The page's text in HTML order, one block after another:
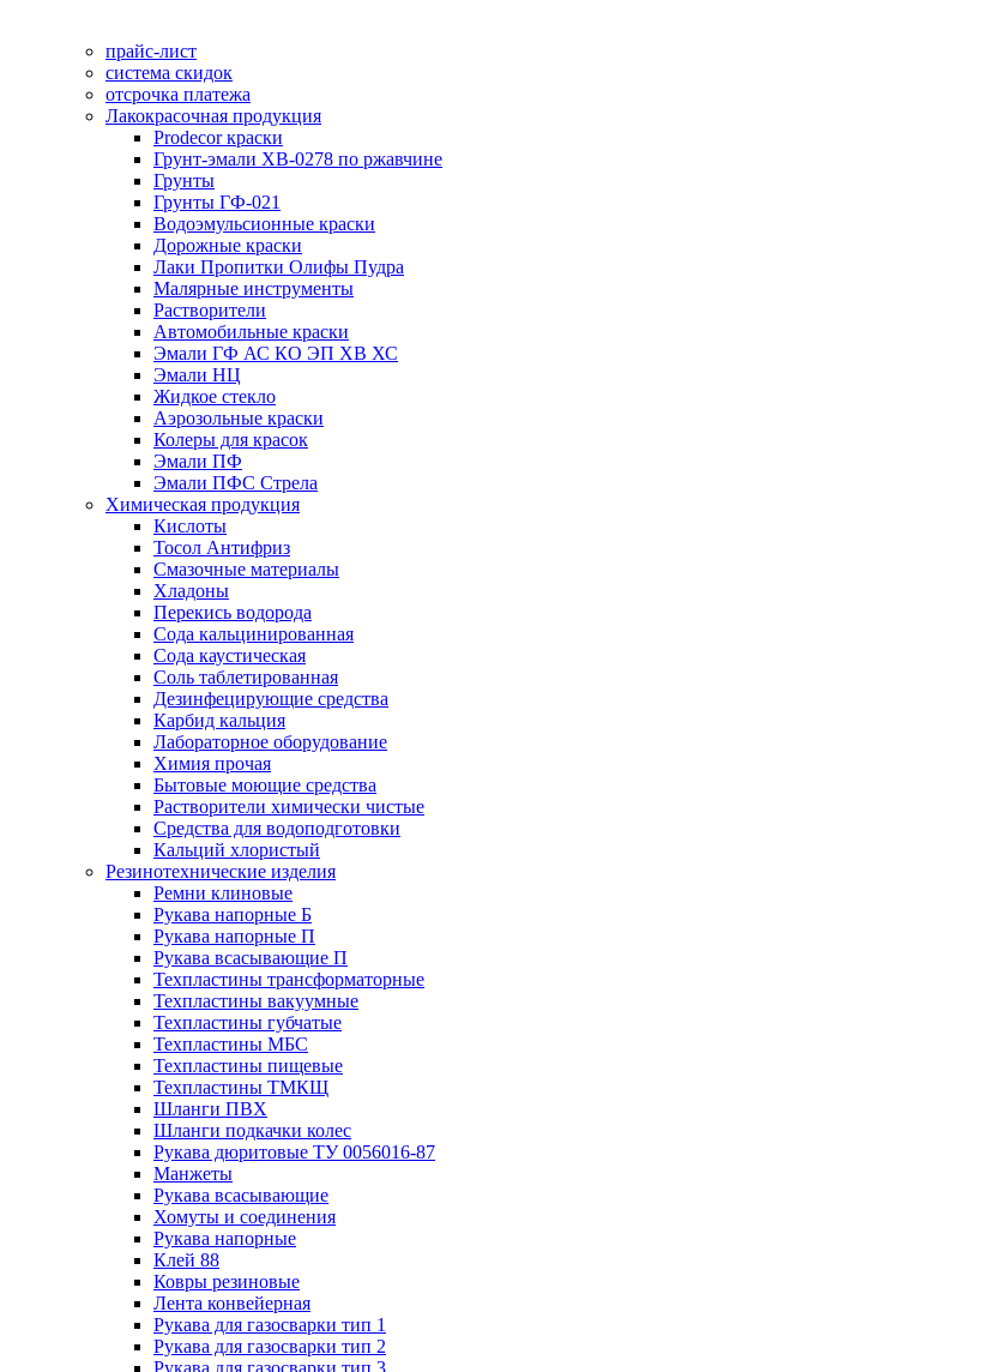
прайс-лист
система скидок
отсрочка платежа
Лакокрасочная продукция
Prodecor краски
Грунт-эмали ХВ-0278 по ржавчине
Грунты
Грунты ГФ-021
Водоэмульсионные краски
Дорожные краски
Лаки Пропитки Олифы Пудра
Малярные инструменты
Растворители
Автомобильные краски
Эмали ГФ АС КО ЭП ХВ ХС
Эмали НЦ
Жидкое стекло
Аэрозольные краски
Колеры для красок
Эмали ПФ
Эмали ПФС Стрела
Химическая продукция
Кислоты
Тосол Антифриз
Смазочные материалы
Хладоны
Перекись водорода
Сода кальцинированная
Сода каустическая
Соль таблетированная
Дезинфецирующие средства
Карбид кальция
Лабораторное оборудование
Химия прочая
Бытовые моющие средства
Растворители химически чистые
Средства для водоподготовки
Кальций хлористый
Резинотехнические изделия
Ремни клиновые
Рукава напорные Б
Рукава напорные П
Рукава всасывающие П
Техпластины трансформаторные
Техпластины вакуумные
Техпластины губчатые
Техпластины МБС
Техпластины пищевые
Техпластины ТМКЩ
Шланги ПВХ
Шланги подкачки колес
Рукава дюритовые ТУ 0056016-87
Манжеты
Рукава всасывающие
Хомуты и соединения
Рукава напорные
Клей 88
Ковры резиновые
Лента конвейерная
Рукава для газосварки тип 1
Рукава для газосварки тип 2
Рукава для газосварки тип 3